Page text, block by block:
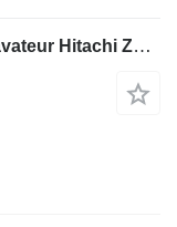
Moteur Isuzu 6HK1-XQSA pour excavateur Hitachi ZX330‑3 ZX330LC‑3 ZX350‑3 ZX350LC‑3 ZX350H‑5A ZX360LC‑3 ZX360H‑3